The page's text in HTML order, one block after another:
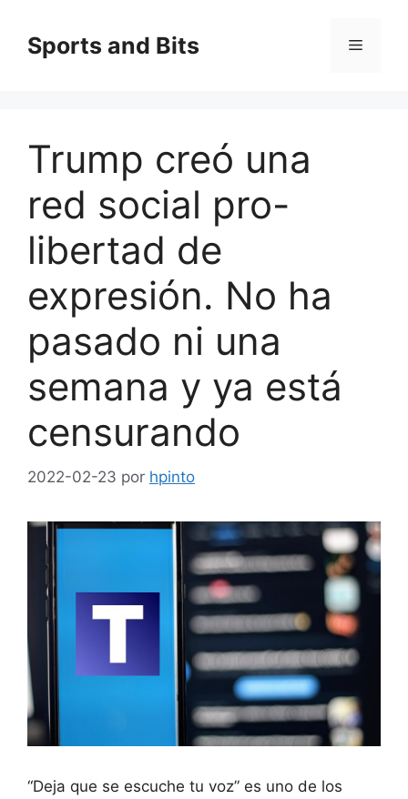
contenido
Sports and Bits Menú
Trump creó una
red social pro-
libertad de
expresión. No ha
pasado ni una
semana y ya está
censurando
2022-02-23 por hpinto
“Deja que se escuche tu voz” es uno de los